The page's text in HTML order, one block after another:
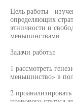
Цель работы -
определяющих
этничности и
меньшинствами
Задачи работы:
1 рассмотреть
меньшинство» в
2